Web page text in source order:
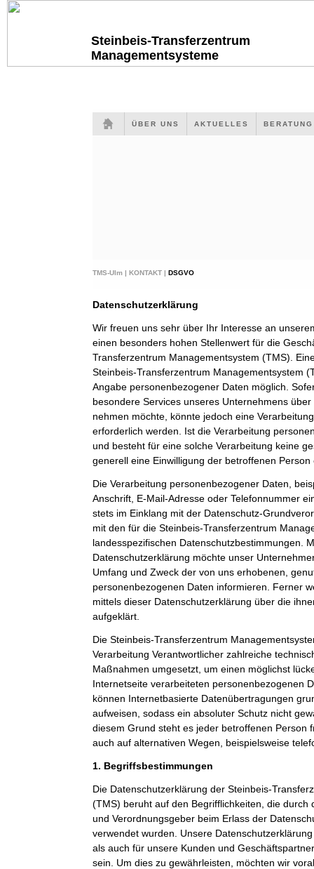
Steinbeis-Transferzentrum
Managementsysteme
ÜBER UNS AKTUELLES
TMS-Ulm | KONTAKT | DSGVO
Datenschutzerklärung
Wir freuen uns sehr über Ihr Interesse an
einen besonders hohen Stellenwert für die
Transferzentrum Managementsystem (TMS).
Steinbeis-Transferzentrum Managementsystem
Angabe personenbezogener Daten möglich.
besondere Services unseres Unternehmens
nehmen möchte, könnte jedoch eine
erforderlich werden. Ist die Verarbeitung
und besteht für eine solche Verarbeitung keine
generell eine Einwilligung der betroffenen Person
Die Verarbeitung personenbezogener Daten,
Anschrift, E-Mail-Adresse oder Telefonnummer
stets im Einklang mit der Datenschutz-
mit den für die Steinbeis-Transferzentrum
landesspezifischen Datenschutzbestimmungen.
Datenschutzerklärung möchte unser
Umfang und Zweck der von uns erhobenen,
personenbezogenen Daten informieren. Ferner
mittels dieser Datenschutzerklärung über die
aufgeklärt.
Die Steinbeis-Transferzentrum
Verarbeitung Verantwortlicher zahlreiche
Maßnahmen umgesetzt, um einen möglichst
Internetseite verarbeiteten personenbezogenen
können Internetbasierte Datenübertragungen
aufweisen, sodass ein absoluter Schutz nicht
diesem Grund steht es jeder betroffenen Person
auch auf alternativen Wegen, beispielsweise
1. Begriffsbestimmungen
Die Datenschutzerklärung der Steinbeis-
(TMS) beruht auf den Begrifflichkeiten, die durch
und Verordnungsgeber beim Erlass der
verwendet wurden. Unsere
als auch für unsere Kunden und
sein. Um dies zu gewährleisten, möchten wir